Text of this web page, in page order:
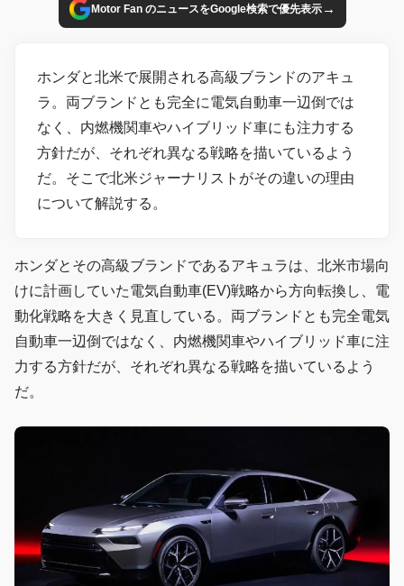
Motor Fan のニュースをGoogle検索で優先表示→
ホンダと北米で展開される高級ブランドのアキュ
ラ。両ブランドとも完全に電気自動車一辺倒では
なく、内燃機関車やハイブリッド車にも注力する
方針だが、それぞれ異なる戦略を描いているよう
だ。そこで北米ジャーナリストがその違いの理由
について解説する。
ホンダとその高級ブランドであるアキュラは、北米市場向
けに計画していた電気自動車(EV)戦略から方向転換し、電
動化戦略を大きく見直している。両ブランドとも完全電気
自動車一辺倒ではなく、内燃機関車やハイブリッド車に注
力する方針だが、それぞれ異なる戦略を描いているよう
だ。